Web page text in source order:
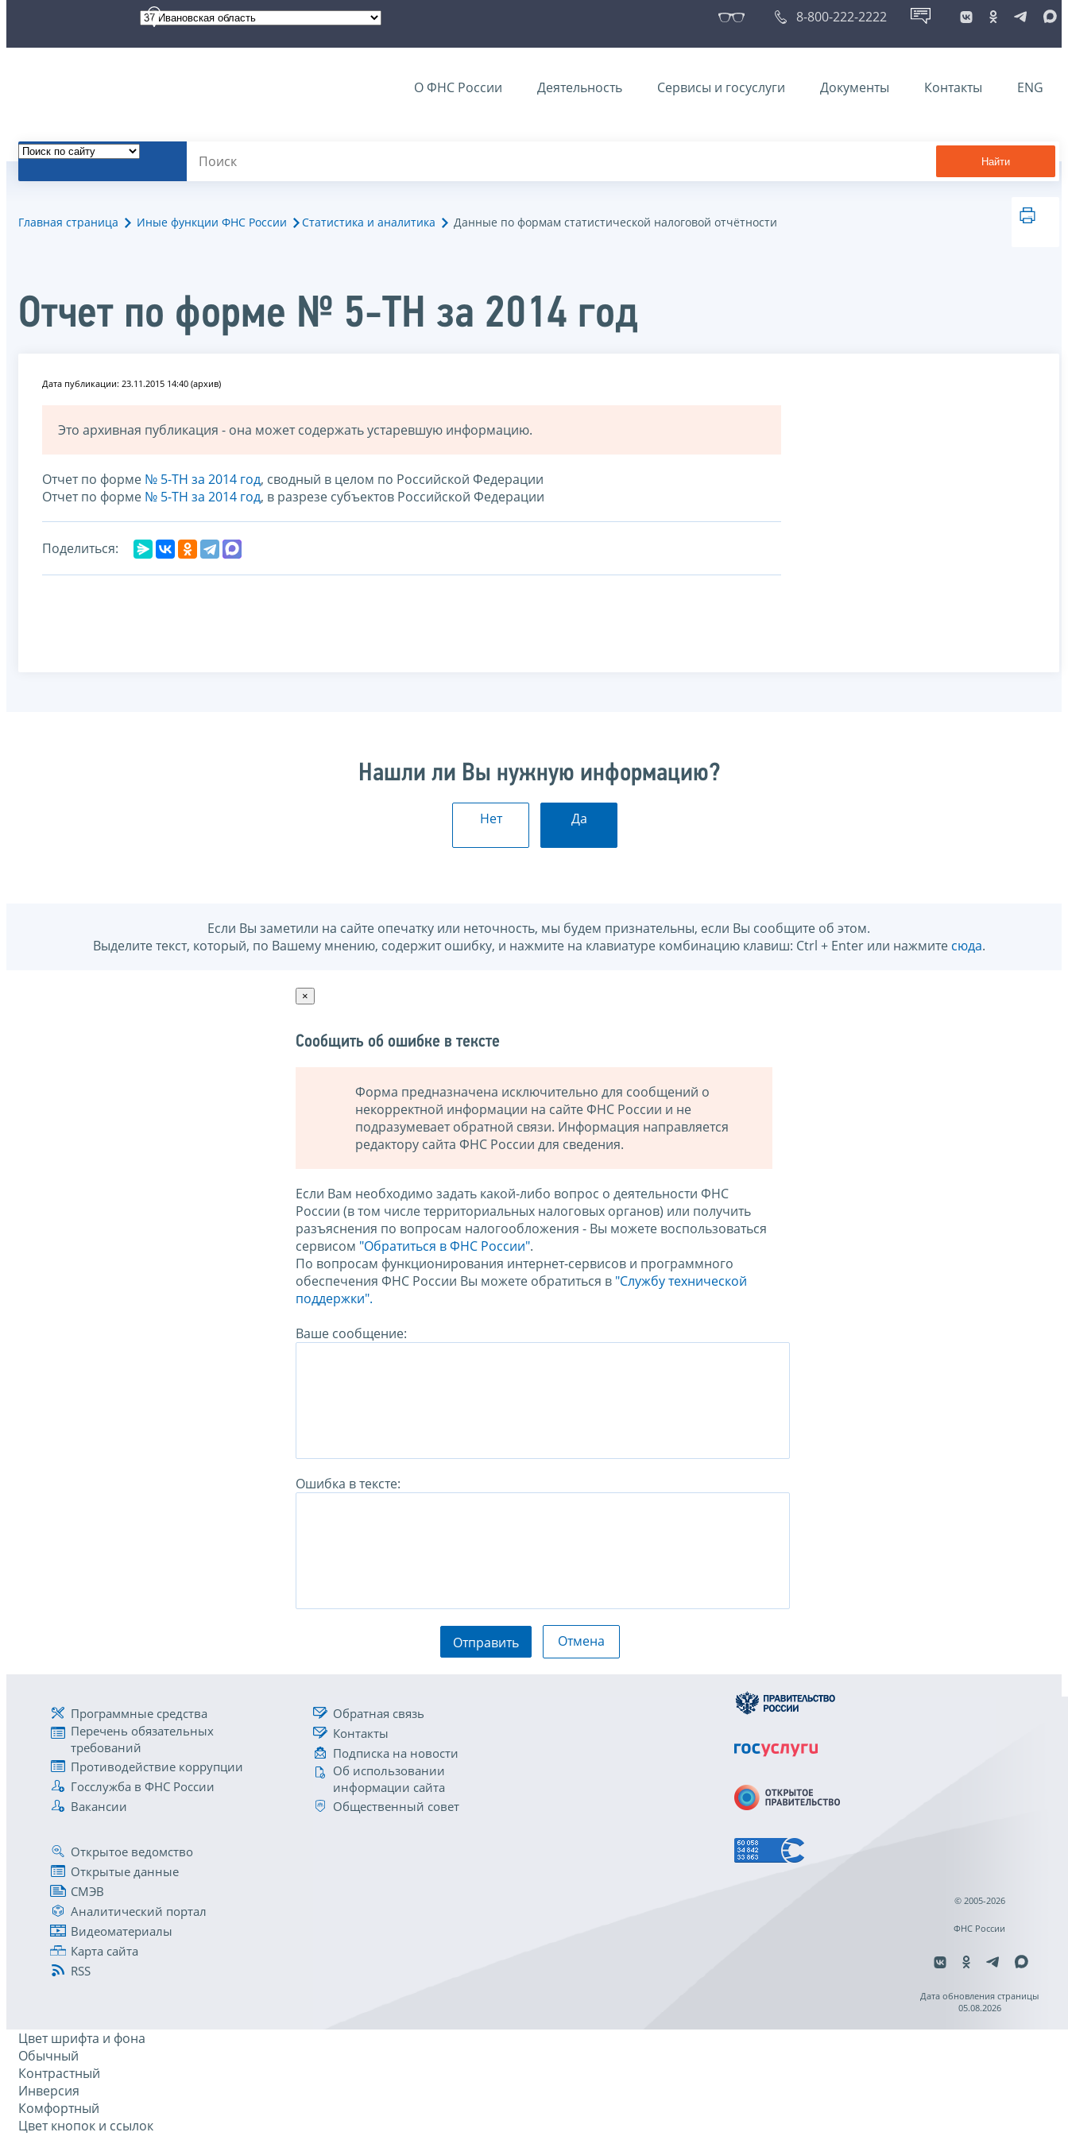
8-800-222-2222
О ФНС России Деятельность Сервисы и госуслуги Документы Контакты ENG
Найти
Главная страница Иные функции ФНС России Статистика и аналитика Данные по формам статистической налоговой отчётности
Отчет по форме № 5-ТН за 2014 год
Дата публикации: 23.11.2015 14:40 (архив)
Это архивная публикация - она может содержать устаревшую информацию.
Отчет по форме № 5-ТН за 2014 год, сводный в целом по Российской Федерации
Отчет по форме № 5-ТН за 2014 год, в разрезе субъектов Российской Федерации
Поделиться:
Нашли ли Вы нужную информацию?
Нет Да
Если Вы заметили на сайте опечатку или неточность, мы будем признательны, если Вы сообщите об этом.
Выделите текст, который, по Вашему мнению, содержит ошибку, и нажмите на клавиатуре комбинацию клавиш: Ctrl + Enter или нажмите сюда.
×
Сообщить об ошибке в тексте
Форма предназначена исключительно для сообщений о
некорректной информации на сайте ФНС России и не
подразумевает обратной связи. Информация направляется
редактору сайта ФНС России для сведения.
Если Вам необходимо задать какой-либо вопрос о деятельности ФНС
России (в том числе территориальных налоговых органов) или получить
разъяснения по вопросам налогообложения - Вы можете воспользоваться
сервисом "Обратиться в ФНС России".
По вопросам функционирования интернет-сервисов и программного
обеспечения ФНС России Вы можете обратиться в "Службу технической
поддержки".
Ваше сообщение:
Ошибка в тексте:
Отправить Отмена
Программные средства
Перечень обязательных
требований
Противодействие коррупции
Госслужба в ФНС России
Вакансии
Обратная связь
Контакты
Подписка на новости
Об использовании
информации сайта
Общественный совет
Открытое ведомство
Открытые данные
СМЭВ
Аналитический портал
Видеоматериалы
Карта сайта
RSS
© 2005-2026
ФНС России
Дата обновления страницы
05.08.2026
Цвет шрифта и фона
Обычный
Контрастный
Инверсия
Комфортный
Цвет кнопок и ссылок